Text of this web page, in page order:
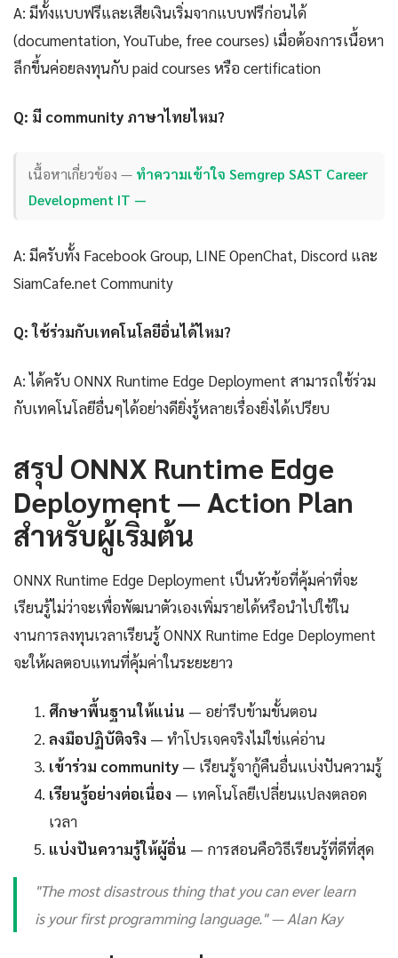
A: มีทั้งแบบฟรีและเสียเงินเริ่มจากแบบฟรีก่อนได้
(documentation, YouTube, free courses) เมื่อต้องการเนื้อหา
ลึกขึ้นค่อยลงทุนกับ paid courses หรือ certification
Q: มี community ภาษาไทยไหม?
เนื้อหาเกี่ยวข้อง — ทำความเข้าใจ Semgrep SAST Career
Development IT —
A: มีครับทั้ง Facebook Group, LINE OpenChat, Discord และ
SiamCafe.net Community
Q: ใช้ร่วมกับเทคโนโลยีอื่นได้ไหม?
A: ได้ครับ ONNX Runtime Edge Deployment สามารถใช้ร่วม
กับเทคโนโลยีอื่นๆได้อย่างดียิ่งรู้หลายเรื่องยิ่งได้เปรียบ
สรุป ONNX Runtime Edge
Deployment — Action Plan
สำหรับผู้เริ่มต้น
ONNX Runtime Edge Deployment เป็นหัวข้อที่คุ้มค่าที่จะ
เรียนรู้ไม่ว่าจะเพื่อพัฒนาตัวเองเพิ่มรายได้หรือนำไปใช้ใน
งานการลงทุนเวลาเรียนรู้ ONNX Runtime Edge Deployment
จะให้ผลตอบแทนที่คุ้มค่าในระยะยาว
ศึกษาพื้นฐานให้แน่น — อย่ารีบข้ามขั้นตอน
ลงมือปฏิบัติจริง — ทำโปรเจคจริงไม่ใช่แค่อ่าน
เข้าร่วม community — เรียนรู้จากู้คืนอื่นแบ่งปันความรู้
เรียนรู้อย่างต่อเนื่อง — เทคโนโลยีเปลี่ยนแปลงตลอด
เวลา
แบ่งปันความรู้ให้ผู้อื่น — การสอนคือวิธีเรียนรู้ที่ดีที่สุด
"The most disastrous thing that you can ever learn
is your first programming language." — Alan Kay